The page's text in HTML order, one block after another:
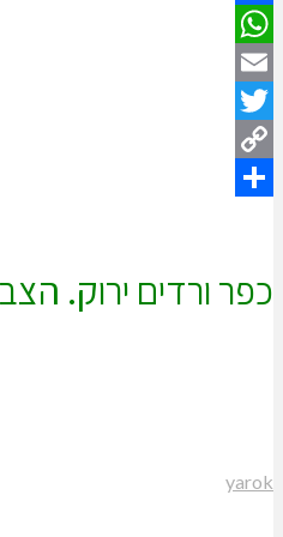
Facebook
WhatsApp
Email
Twitter
Copy
כפר ורדים ירוק.
yarok